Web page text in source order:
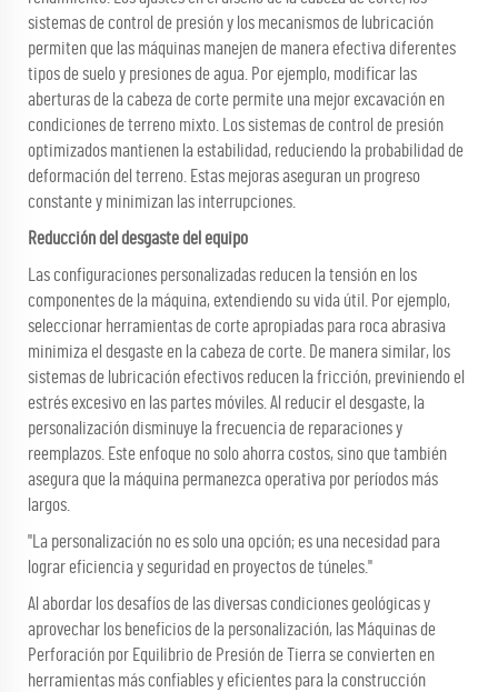
sistemas de control de presión y los mecanismos de lubricación
permiten que las máquinas manejen de manera efectiva diferentes
tipos de suelo y presiones de agua. Por ejemplo, modificar las
aberturas de la cabeza de corte permite una mejor excavación en
condiciones de terreno mixto. Los sistemas de control de presión
optimizados mantienen la estabilidad, reduciendo la probabilidad de
deformación del terreno. Estas mejoras aseguran un progreso
constante y minimizan las interrupciones.
Reducción del desgaste del equipo
Las configuraciones personalizadas reducen la tensión en los
componentes de la máquina, extendiendo su vida útil. Por ejemplo,
seleccionar herramientas de corte apropiadas para roca abrasiva
minimiza el desgaste en la cabeza de corte. De manera similar, los
sistemas de lubricación efectivos reducen la fricción, previniendo el
estrés excesivo en las partes móviles. Al reducir el desgaste, la
personalización disminuye la frecuencia de reparaciones y
reemplazos. Este enfoque no solo ahorra costos, sino que también
asegura que la máquina permanezca operativa por períodos más
largos.
"La personalización no es solo una opción; es una necesidad para
lograr eficiencia y seguridad en proyectos de túneles."
Al abordar los desafíos de las diversas condiciones geológicas y
aprovechar los beneficios de la personalización, las Máquinas de
Perforación por Equilibrio de Presión de Tierra se convierten en
herramientas más confiables y eficientes para la construcción